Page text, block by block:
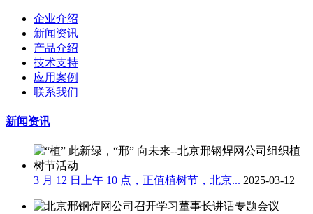
企业介绍
新闻资讯
产品介绍
技术支持
应用案例
联系我们
新闻资讯
3 月 12 日上午 10 点，正值植树节，北京... 2025-03-12